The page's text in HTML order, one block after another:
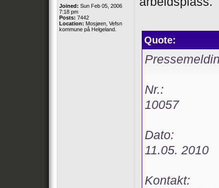
Joined: Sun Feb 05, 2006
7:18 pm
Posts: 7442
Location: Mosjøen, Vefsn
kommune på Helgeland.
Quote:
Nr.:
10057
Dato:
11.05. 2010
Kontakt: